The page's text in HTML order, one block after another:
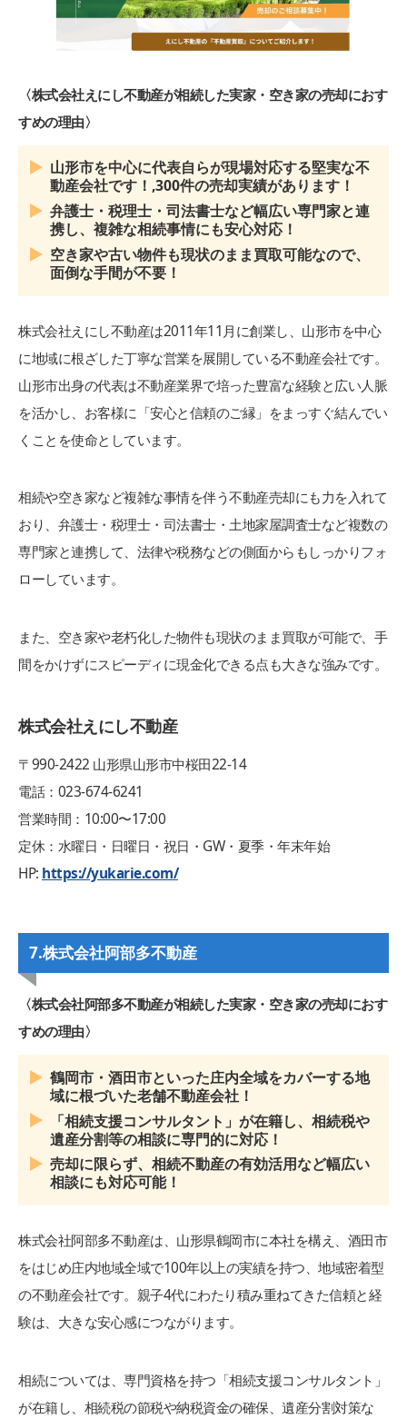
〈株式会社えにし不動産が相続した実家・空き家の売却におす
すめの理由〉
山形市を中心に代表自らが現場対応する堅実な不
動産会社です！,300件の売却実績があります！
弁護士・税理士・司法書士など幅広い専門家と連
携し、複雑な相続事情にも安心対応！
空き家や古い物件も現状のまま買取可能なので、
面倒な手間が不要！
株式会社えにし不動産は2011年11月に創業し、山形市を中心
に地域に根ざした丁寧な営業を展開している不動産会社です。
山形市出身の代表は不動産業界で培った豊富な経験と広い人脈
を活かし、お客様に「安心と信頼のご縁」をまっすぐ結んでい
くことを使命としています。
相続や空き家など複雑な事情を伴う不動産売却にも力を入れて
おり、弁護士・税理士・司法書士・土地家屋調査士など複数の
専門家と連携して、法律や税務などの側面からもしっかりフォ
ローしています。
また、空き家や老朽化した物件も現状のまま買取が可能で、手
間をかけずにスピーディに現金化できる点も大きな強みです。
株式会社えにし不動産
〒990-2422 山形県山形市中桜田22-14
電話：023-674-6241
営業時間：10:00〜17:00
定休：水曜日・日曜日・祝日・GW・夏季・年末年始
HP: https://yukarie.com/
7.株式会社阿部多不動産
〈株式会社阿部多不動産が相続した実家・空き家の売却におす
すめの理由〉
鶴岡市・酒田市といった庄内全域をカバーする地
域に根づいた老舗不動産会社！
「相続支援コンサルタント」が在籍し、相続税や
遺産分割等の相談に専門的に対応！
売却に限らず、相続不動産の有効活用など幅広い
相談にも対応可能！
株式会社阿部多不動産は、山形県鶴岡市に本社を構え、酒田市
をはじめ庄内地域全域で100年以上の実績を持つ、地域密着型
の不動産会社です。親子4代にわたり積み重ねてきた信頼と経
験は、大きな安心感につながります。
相続については、専門資格を持つ「相続支援コンサルタント」
が在籍し、相続税の節税や納税資金の確保、遺産分割対策な